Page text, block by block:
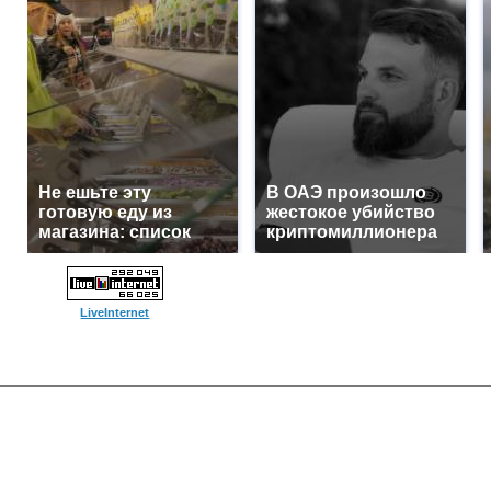
Не ешьте эту
готовую еду из
магазина: список
В ОАЭ произошло
жестокое убийство
криптомиллионера
LiveInternet